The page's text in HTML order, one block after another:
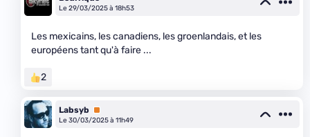
Le 29/03/2025 à 18h53
Les mexicains, les canadiens, les groenlandais, et les
européens tant qu'à faire ...
2
Labsyb
Premium
Le 30/03/2025 à 11h49